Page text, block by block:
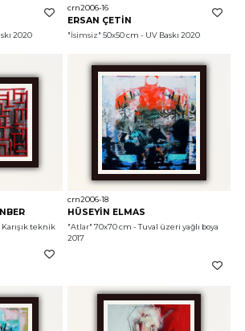
2020
crn2006-16
ERSAN ÇETİN
"İsimsiz" 50x50 cm - UV Baskı 2020
crn2006-18
HÜSEYİN ELMAS
"Atlar" 70x70 cm - Tuval üzeri yağlı boya
2017